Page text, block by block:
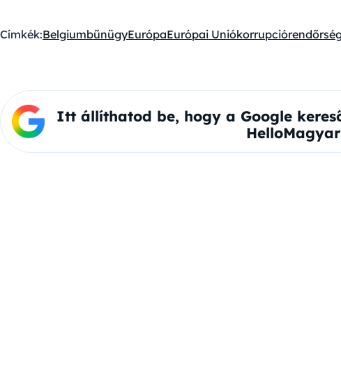
Címkék:BelgiumbűnügyEurópaEurópai Uniókorrupció
Itt állíthatod be, hogy a Google